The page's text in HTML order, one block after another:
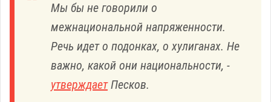
Мы бы не говорили о
межнациональной напряженности.
Речь идет о подонках, о хулиганах. Не
важно, какой они национальности, -
утверждаетПесков.